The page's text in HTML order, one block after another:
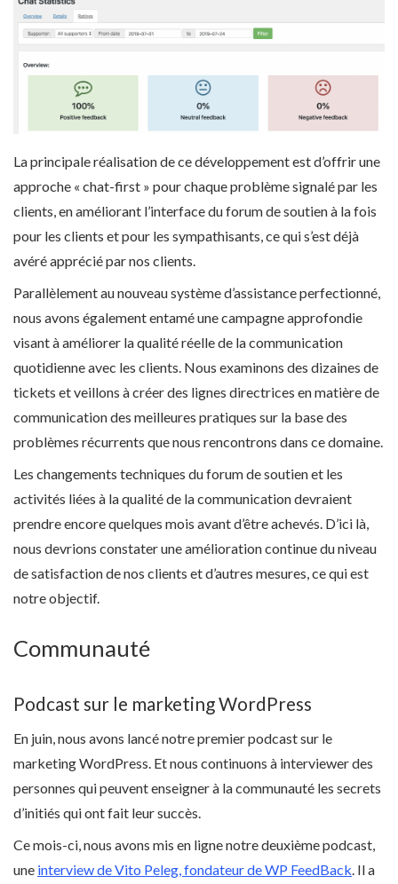
La principale réalisation de ce développement est d’offrir une
approche « chat-first » pour chaque problème signalé par les
clients, en améliorant l’interface du forum de soutien à la fois
pour les clients et pour les sympathisants, ce qui s’est déjà
avéré apprécié par nos clients.
Parallèlement au nouveau système d’assistance perfectionné,
nous avons également entamé une campagne approfondie
visant à améliorer la qualité réelle de la communication
quotidienne avec les clients. Nous examinons des dizaines de
tickets et veillons à créer des lignes directrices en matière de
communication des meilleures pratiques sur la base des
problèmes récurrents que nous rencontrons dans ce domaine.
Les changements techniques du forum de soutien et les
activités liées à la qualité de la communication devraient
prendre encore quelques mois avant d’être achevés. D’ici là,
nous devrions constater une amélioration continue du niveau
de satisfaction de nos clients et d’autres mesures, ce qui est
notre objectif.
Communauté
Podcast sur le marketing WordPress
En juin, nous avons lancé notre premier podcast sur le
marketing WordPress. Et nous continuons à interviewer des
personnes qui peuvent enseigner à la communauté les secrets
d’initiés qui ont fait leur succès.
Ce mois-ci, nous avons mis en ligne notre deuxième podcast,
une interview de Vito Peleg, fondateur de WP FeedBack . Il a